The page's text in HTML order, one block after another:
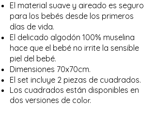
El material suave y aireado es seguro
para los bebés desde los primeros
días de vida.
El delicado algodón 100% muselina
hace que el bebé no irrite la sensible
piel del bebé.
Dimensiones 70x70cm.
El set incluye 2 piezas de cuadrados.
Los cuadrados están disponibles en
dos versiones de color.